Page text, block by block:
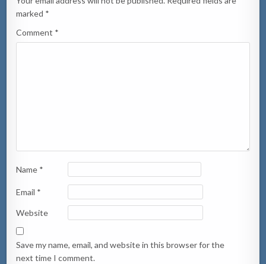
marked *
Comment *
Name *
Email *
Website
Save my name, email, and website in this browser for the
next time I comment.